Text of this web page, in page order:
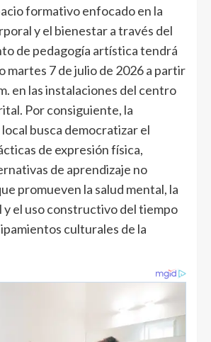
formativo enfocado en la
y el bienestar a través del
de pedagogía artística tendrá
martes 7 de julio de 2026 a partir
en las instalaciones del centro
Por consiguiente, la
busca democratizar el
de expresión física,
de aprendizaje no
promueven la salud mental, la
y el uso constructivo del tiempo
culturales de la